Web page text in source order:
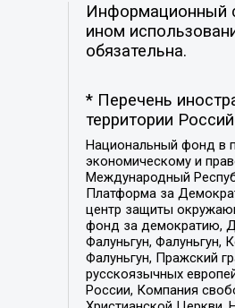
Информационный
ином
обязательна.
* Перечень
территории
Национальный фонд в
экономическому и
Международный
Платформа за
центр защиты
фонд за демократию,
Фалуньгун, Фалуньгун,
Фалуньгун, Пражский
русскоязычных
России, Компания